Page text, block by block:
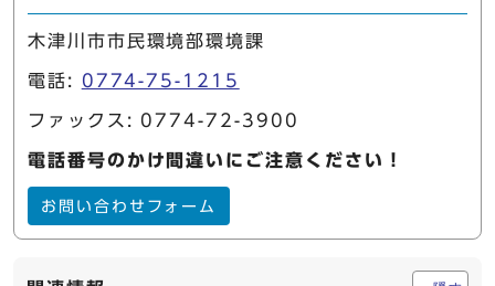
木津川市市民環境部環境課
電話: 0774-75-1215
ファックス: 0774-72-3900
電話番号のかけ間違いにご注意ください！
お問い合わせフォーム